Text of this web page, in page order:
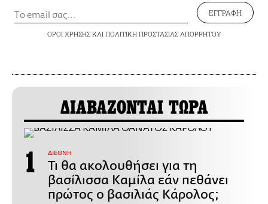
ΕΓΓΡΑΦΗ
ΟΡΟΙ ΧΡΗΣΗΣΚΑΙ ΠΟΛΙΤΙΚΗ ΠΡΟΣΤΑΣΙΑΣ ΑΠΟΡΡΗΤΟΥ
ΔΙΑΒΑΖΟΝΤΑΙ ΤΩΡΑ
ΔΙΕΘΝΗ
Τι θα ακολουθήσει για τη
βασίλισσα Καμίλα εάν πεθάνει
πρώτος ο βασιλιάς Κάρολος;